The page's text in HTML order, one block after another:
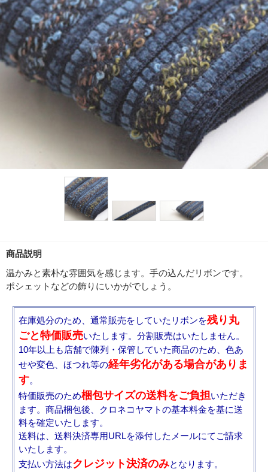
商品説明
温かみと素朴な雰囲気を感じます。手の込んだリボンです。
ポシェットなどの飾りにいかがでしょう。
在庫処分のため、通常販売をしていたリボンを残り丸
ごと特価販売いたします。分割販売はいたしません。
10年以上も店舗で陳列・保管していた商品のため、色あ
せや変色、ほつれ等の経年劣化がある場合がありま
す。
特価販売のため梱包サイズの送料をご負担いただき
ます。商品梱包後、クロネコヤマトの基本料金を基に送
料を確定いたします。
送料は、送料決済専用URLを添付したメールにてご請求
いたします。
支払い方法はクレジット決済のみとなります。